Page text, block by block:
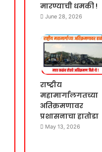
मारण्याची धमकी !
June 28, 2026
राष्ट्रीय
महामार्गालगतच्या
अतिक्रमणावर
प्रशासनाचा हातोडा
May 13, 2026